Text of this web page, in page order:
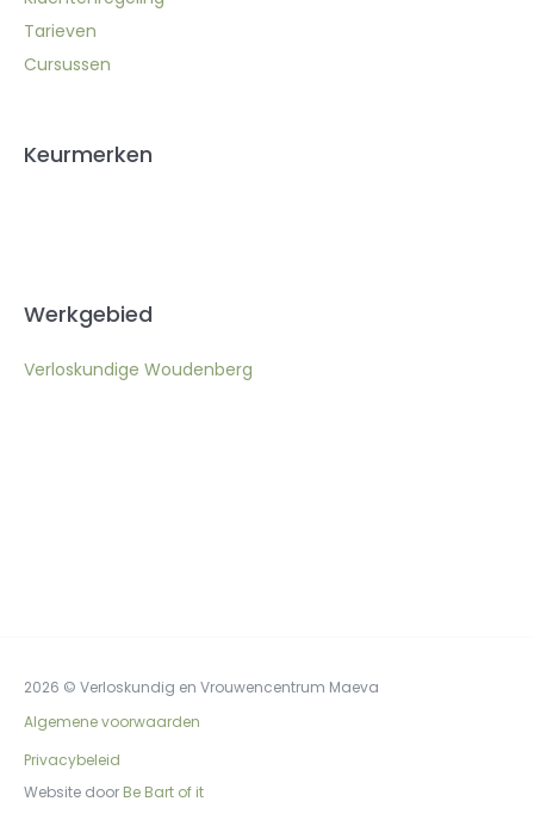
Tarieven
Cursussen
Keurmerken
Werkgebied
Verloskundige Woudenberg
2026 © Verloskundig en Vrouwencentrum Maeva
Algemene voorwaarden
Privacybeleid
Website door Be Bart of it